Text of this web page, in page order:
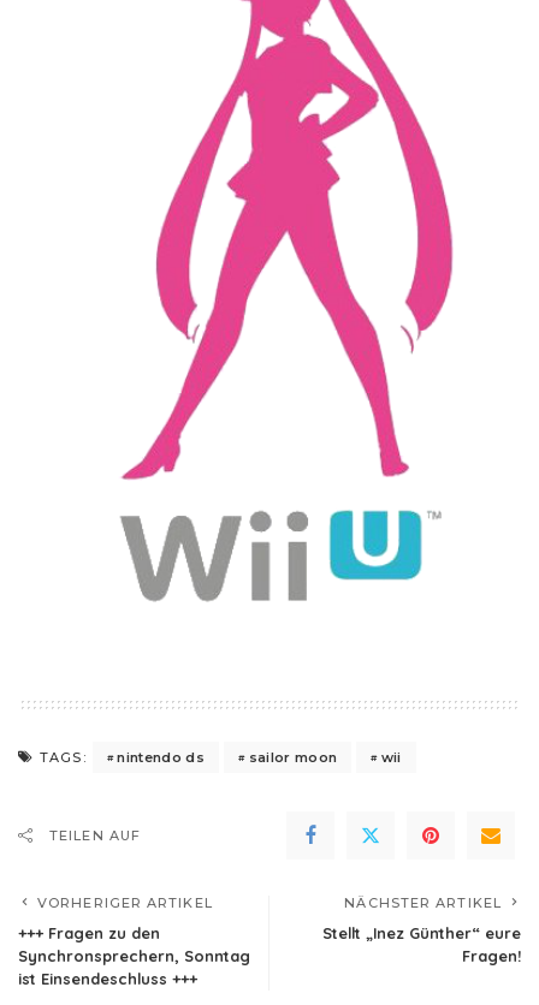
TAGS: nintendo ds sailor moon wii
TEILEN AUF
VORHERIGER ARTIKEL
+++ Fragen zu den
Synchronsprechern, Sonntag
ist Einsendeschluss +++
NÄCHSTER ARTIKEL
Stellt „Inez Günther“ eure
Fragen!